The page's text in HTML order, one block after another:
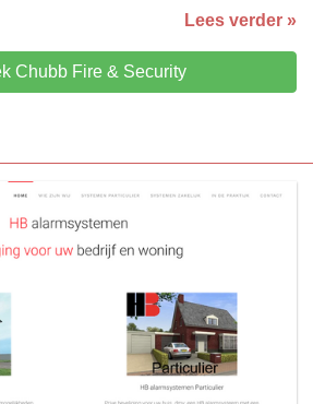
Lees verder »
Chubb Fire & Security